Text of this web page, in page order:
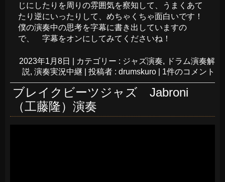
じにしたりを周りの雰囲気を察知して、うまくあて
たり逆にいったりして、めちゃくちゃ面白いです！
僕の演奏中の思考を字幕に書き出していますの
で、 字幕をオンにしてみてくださいね！
2023年1月8日 カテゴリー : ジャズ演奏, ドラム演奏解
説, 演奏実況中継 投稿者 : drumskuro 1件のコメント
ブレイクビーツジャズ Jabroni
（工藤隆）演奏